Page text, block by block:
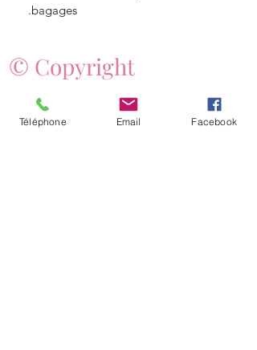
bagages.
© Copyright
Angelique fleurs
Téléphone Email Facebook